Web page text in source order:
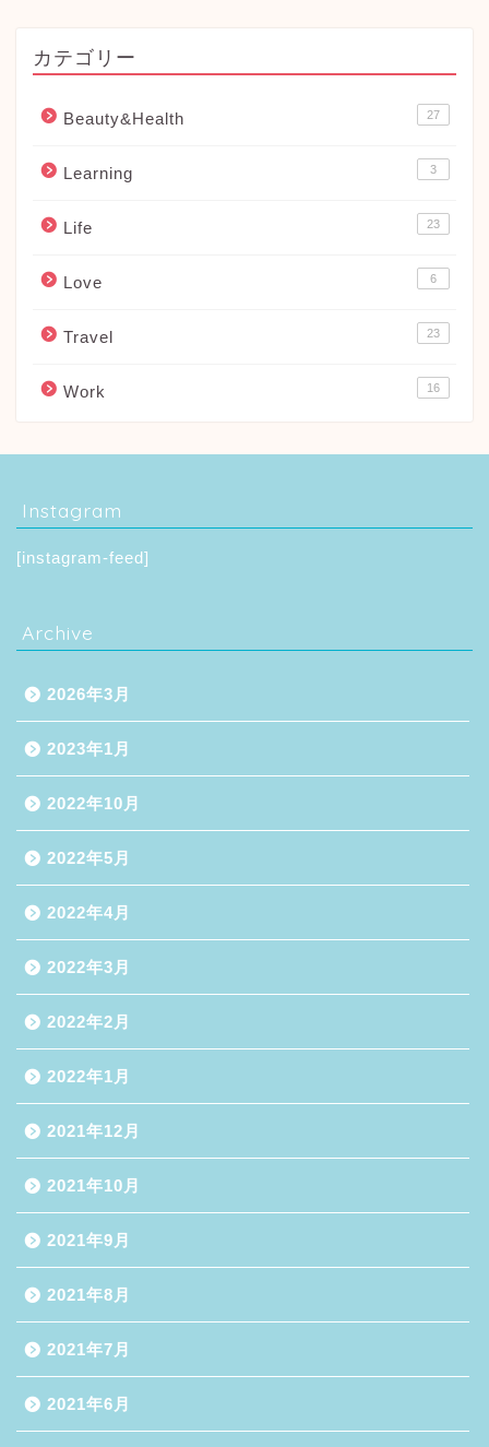
カテゴリー
Beauty&Health 27
Learning 3
Life 23
Love 6
Travel 23
Work 16
Instagram
[instagram-feed]
Archive
2026年3月
2023年1月
2022年10月
2022年5月
2022年4月
2022年3月
2022年2月
2022年1月
2021年12月
2021年10月
2021年9月
2021年8月
2021年7月
2021年6月